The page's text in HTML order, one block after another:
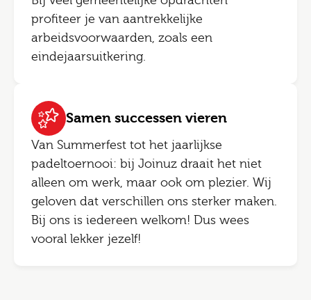
profiteer je van aantrekkelijke
arbeidsvoorwaarden, zoals een
eindejaarsuitkering.
Samen successen vieren
Van Summerfest tot het jaarlijkse
padeltoernooi: bij Joinuz draait het niet
alleen om werk, maar ook om plezier. Wij
geloven dat verschillen ons sterker maken.
Bij ons is iedereen welkom! Dus wees
vooral lekker jezelf!